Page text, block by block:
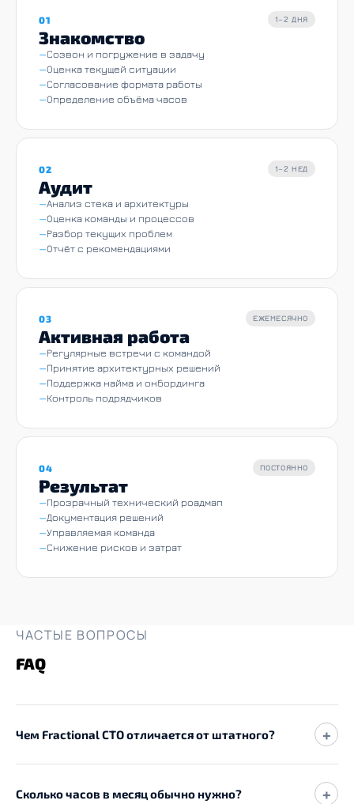
01 1–2 ДНЯ
Знакомство
Созвон и погружение в задачу
Оценка текущей ситуации
Согласование формата работы
Определение объёма часов
02 1–2 НЕД
Аудит
Анализ стека и архитектуры
Оценка команды и процессов
Разбор текущих проблем
Отчёт с рекомендациями
03 ЕЖЕМЕСЯЧНО
Активная работа
Регулярные встречи с командой
Принятие архитектурных решений
Поддержка найма и онбординга
Контроль подрядчиков
04 ПОСТОЯННО
Результат
Прозрачный технический роадмап
Документация решений
Управляемая команда
Снижение рисков и затрат
ЧАСТЫЕ ВОПРОСЫ
FAQ
Чем Fractional CTO отличается от штатного? +
Сколько часов в месяц обычно нужно? +